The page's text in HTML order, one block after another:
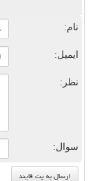
نام:
ایمیل:
نظر:
سوال: